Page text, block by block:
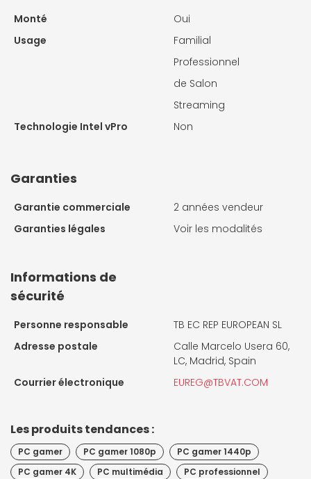
Monté
Oui
Usage
Familial
Professionnel
de Salon
Streaming
Technologie Intel vPro
Non
Garanties
Garantie commerciale
2 années vendeur
Garanties légales
Voir les modalités
Informations de
sécurité
Personne responsable
TB EC REP EUROPEAN SL
Adresse postale
Calle Marcelo Usera 60,
LC, Madrid, Spain
Courrier électronique
EUREG@TBVAT.COM
Les produits tendances :
PC gamer PC gamer 1080p
PC gamer 1440p
PC gamer 4K
PC multimédia
PC professionnel